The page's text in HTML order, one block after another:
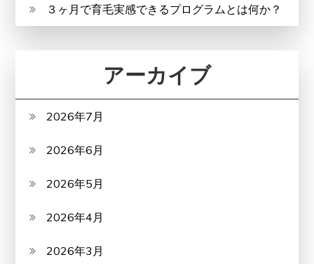
３ヶ月で育毛実感できるプログラムとは何か？
アーカイブ
2026年7月
2026年6月
2026年5月
2026年4月
2026年3月